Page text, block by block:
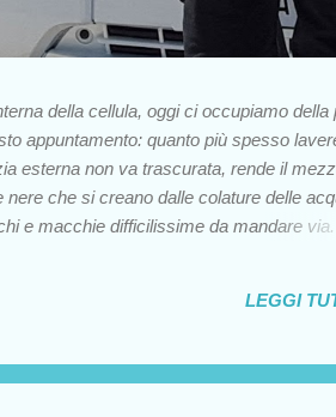
della cellula, oggi ci occupiamo della
appuntamento: quanto più spesso
esterna non va trascurata, rende il
che si creano dalle colature delle
e macchie difficilissime da mandare via.
di aver chiuso le finestre e gli oblò e
salire su una ra...
LEGGI